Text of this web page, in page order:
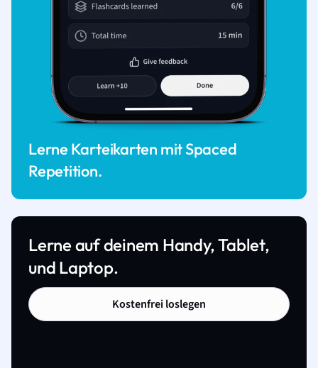
Lerne Karteikarten mit Spaced
Repetition.
Lerne auf deinem Handy, Tablet,
und Laptop.
Kostenfrei loslegen